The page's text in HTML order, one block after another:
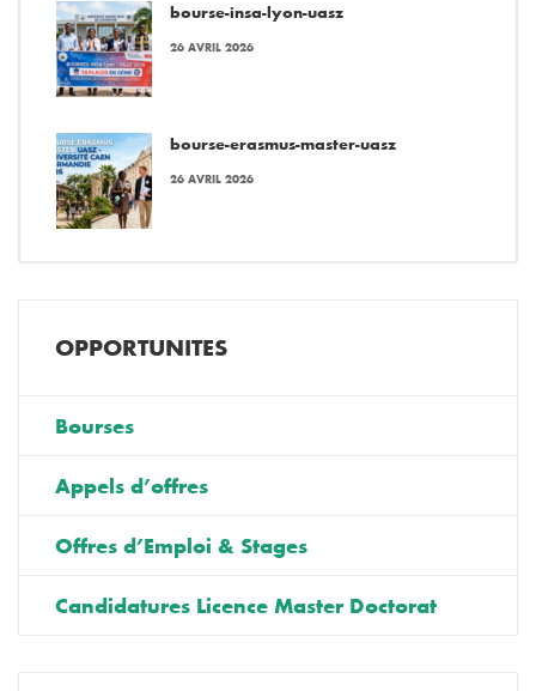
bourse-insa-lyon-uasz
26 AVRIL 2026
bourse-erasmus-master-uasz
26 AVRIL 2026
OPPORTUNITES
Bourses
Appels d’offres
Offres d’Emploi & Stages
Candidatures Licence Master Doctorat